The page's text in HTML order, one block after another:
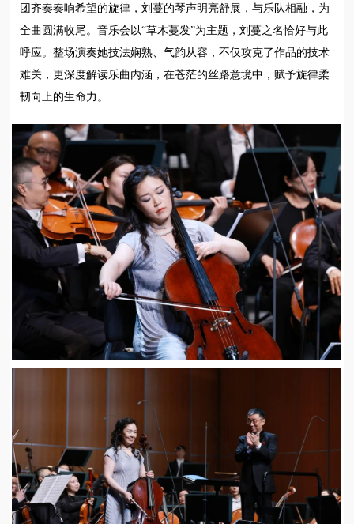
团齐奏奏响希望的旋律，刘蔓的琴声明亮舒展，与乐队相融，为
全曲圆满收尾。音乐会以“草木蔓发”为主题，刘蔓之名恰好与此
呼应。整场演奏她技法娴熟、气韵从容，不仅攻克了作品的技术
难关，更深度解读乐曲内涵，在苍茫的丝路意境中，赋予旋律柔
韧向上的生命力。